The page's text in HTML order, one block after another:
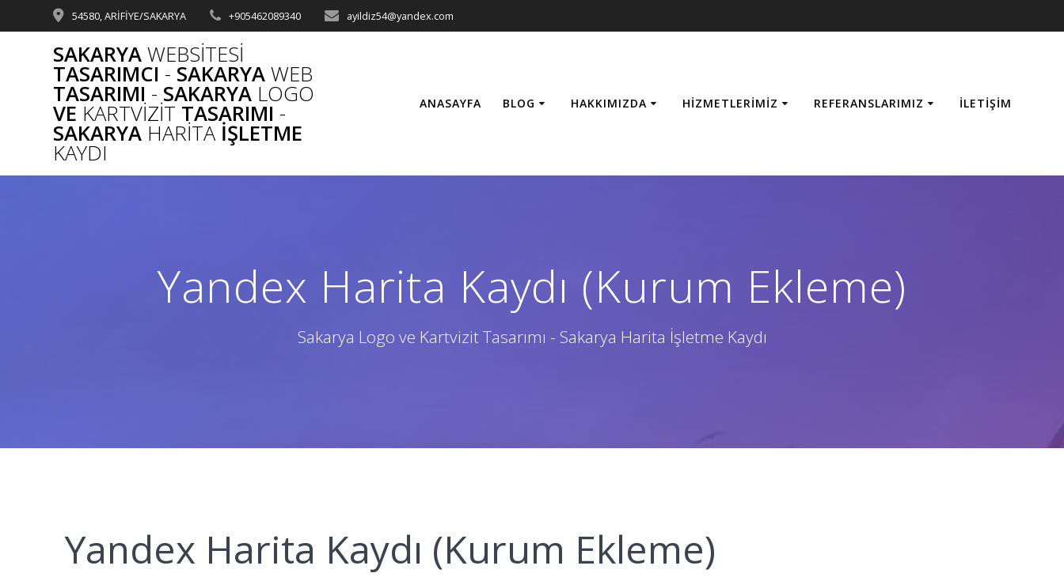
to
54580, ARİFİYE/SAKARYA +905462089340 ayildiz54@yandex.com
SAKARYA WEBSITESI
TASARIMCI - SAKARYA WEB
TASARIMI - SAKARYA LOGO
VE KARTVIZIT TASARIMI -
SAKARYA HARITAİŞLETME
KAYDI
ANASAYFA BLOG HAKKIMIZDA HIZMETLERIMIZ REFERANSLARIMIZ İLETIŞIM
Yandex Harita Kaydı (Kurum Ekleme)
Sakarya Logo ve Kartvizit Tasarımı - Sakarya Harita İşletme Kaydı
Yandex Harita Kaydı (Kurum Ekleme)